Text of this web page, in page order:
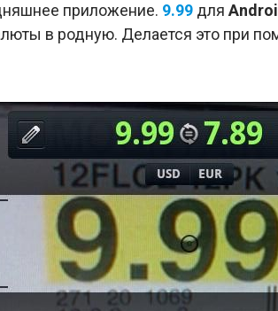
приложение. 9.99для
в родную. Делается это при